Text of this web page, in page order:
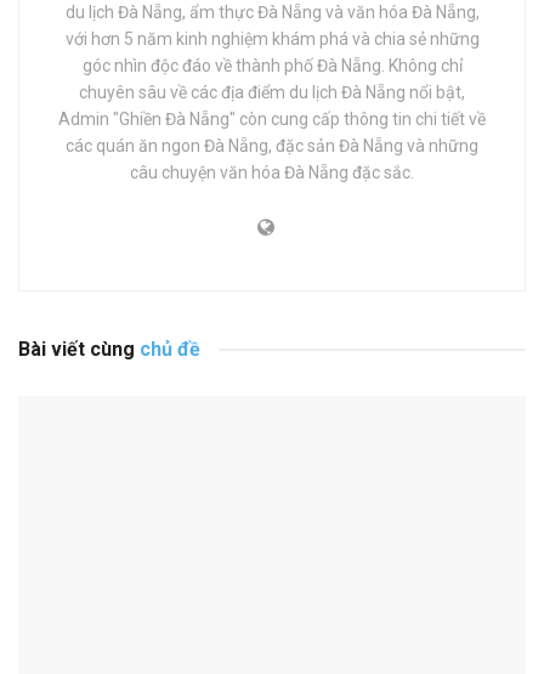
du lịch Đà Nẵng, ẩm thực Đà Nẵng và văn hóa Đà Nẵng,
với hơn 5 năm kinh nghiệm khám phá và chia sẻ những
góc nhìn độc đáo về thành phố Đà Nẵng. Không chỉ
chuyên sâu về các địa điểm du lịch Đà Nẵng nổi bật,
Admin "Ghiền Đà Nẵng" còn cung cấp thông tin chi tiết về
các quán ăn ngon Đà Nẵng, đặc sản Đà Nẵng và những
câu chuyện văn hóa Đà Nẵng đặc sắc.
Bài viết cùng chủ đề